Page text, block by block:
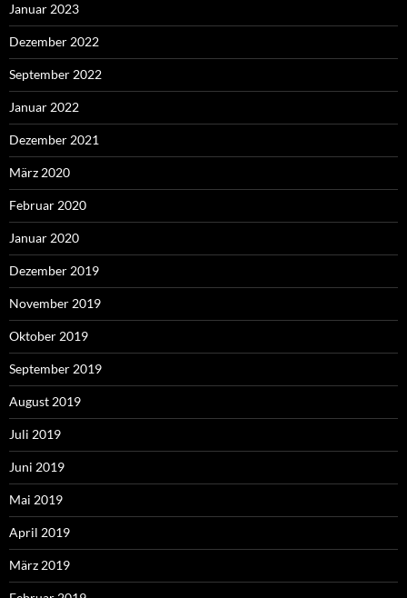
Januar 2023
Dezember 2022
September 2022
Januar 2022
Dezember 2021
März 2020
Februar 2020
Januar 2020
Dezember 2019
November 2019
Oktober 2019
September 2019
August 2019
Juli 2019
Juni 2019
Mai 2019
April 2019
März 2019